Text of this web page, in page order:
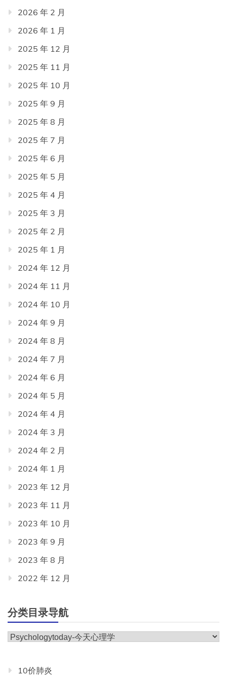
2026 年 2 月
2026 年 1 月
2025 年 12 月
2025 年 11 月
2025 年 10 月
2025 年 9 月
2025 年 8 月
2025 年 7 月
2025 年 6 月
2025 年 5 月
2025 年 4 月
2025 年 3 月
2025 年 2 月
2025 年 1 月
2024 年 12 月
2024 年 11 月
2024 年 10 月
2024 年 9 月
2024 年 8 月
2024 年 7 月
2024 年 6 月
2024 年 5 月
2024 年 4 月
2024 年 3 月
2024 年 2 月
2024 年 1 月
2023 年 12 月
2023 年 11 月
2023 年 10 月
2023 年 9 月
2023 年 8 月
2022 年 12 月
分类目录导航
分
10价肺炎